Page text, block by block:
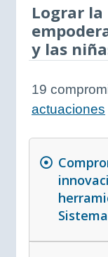
Lograr la
y las
19
actuaciones